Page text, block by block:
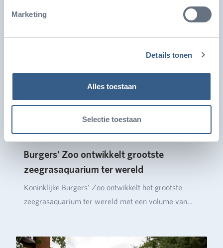
Marketing
Details tonen
Alles toestaan
Selectie toestaan
Burgers' Zoo ontwikkelt grootste
zeegrasaquarium ter wereld
Koninklijke Burgers’ Zoo ontwikkelt het grootste
zeegrasaquarium ter wereld met een volume van